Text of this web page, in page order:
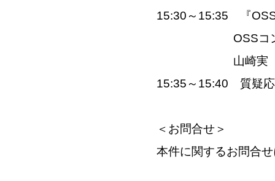
15:30～15:35 『
OSS
山崎実
15:35～15:40 質疑
＜お問合せ＞
本件に関するお問合